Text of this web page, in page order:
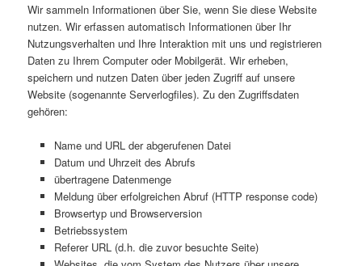
Wir sammeln Informationen über Sie, wenn Sie diese Website
nutzen. Wir erfassen automatisch Informationen über Ihr
Nutzungsverhalten und Ihre Interaktion mit uns und registrieren
Daten zu Ihrem Computer oder Mobilgerät. Wir erheben,
speichern und nutzen Daten über jeden Zugriff auf unsere
Website (sogenannte Serverlogfiles). Zu den Zugriffsdaten
gehören:
Name und URL der abgerufenen Datei
Datum und Uhrzeit des Abrufs
übertragene Datenmenge
Meldung über erfolgreichen Abruf (HTTP response code)
Browsertyp und Browserversion
Betriebssystem
Referer URL (d.h. die zuvor besuchte Seite)